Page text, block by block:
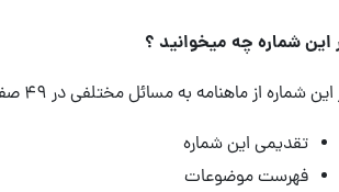
این شماره چه میخوانید ؟
شماره از ماهنامه به مسائل مختلفی در ۴۹ صفحه پرداخته ایم که میتواند برای شما خواندنی باشد .
تقدیمی این شماره
فهرست موضوعات